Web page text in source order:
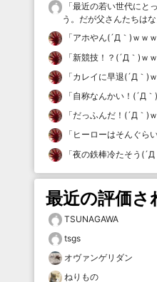
「最近の若い世代にと
う。だが父さんたちはな
「アホやん(´Д｀)ｗｗｗ
「新競技！？(´Д｀)ｗ
「カレイに早退(´Д｀)
「自称なんかい！(´Д｀
「だっふんだ！(´Д｀)
「 ヒーローはそんぐら
「夜の鉄棒冷たそう(´Д
最近の評価さ
TSUNAGAWA
tsgs
オヴァンゲリダン
ねりもの